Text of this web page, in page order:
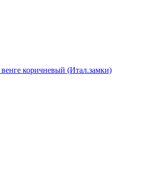
коричневый (Итал.замки)